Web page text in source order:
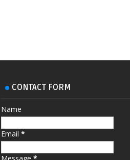
CONTACT FORM
Name
Email *